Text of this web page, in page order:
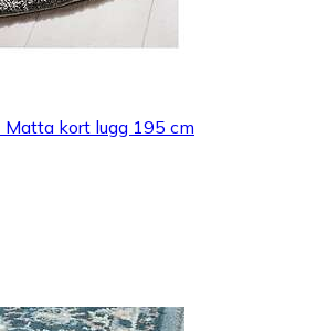
Matta kort lugg 195 cm